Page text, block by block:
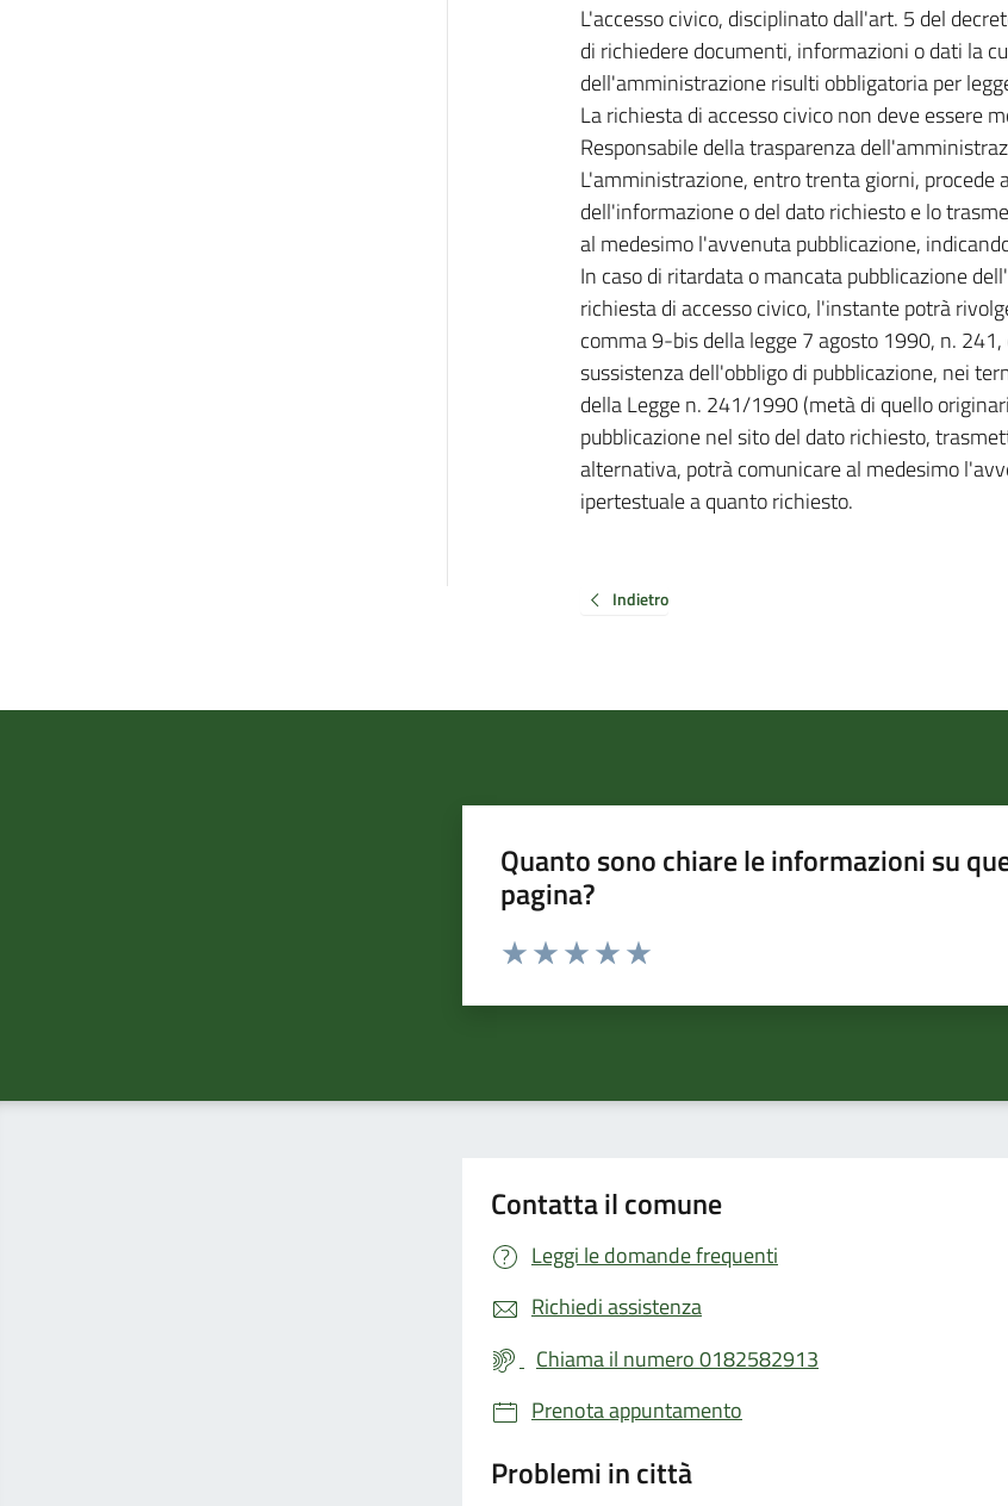
L'accesso civico, disciplinato dall'art. 5 del
di richiedere documenti, informazioni o dati la
dell'amministrazione risulti obbligatoria per
La richiesta di accesso civico non deve essere
Responsabile della trasparenza
L'amministrazione, entro trenta giorni, procede
dell'informazione o del dato richiesto e lo
al medesimo l'avvenuta pubblicazione,
In caso di ritardata o mancata pubblicazione
richiesta di accesso civico, l'instante potrà
comma 9-bis della legge 7 agosto 1990, n.
sussistenza dell'obbligo di pubblicazione, nei
della Legge n. 241/1990 (metà di quello
pubblicazione nel sito del dato richiesto,
alternativa, potrà comunicare al medesimo
ipertestuale a quanto richiesto.
Indietro
Quanto sono chiare le informazioni su
pagina?
Valuta da 1 a 5 stelle la pagina
Contatta il comune
Leggi le domande frequenti
Richiedi assistenza
Chiama il numero 0182582913
Prenota appuntamento
Problemi in città